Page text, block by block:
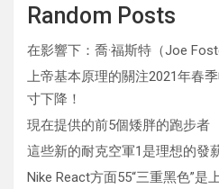
Random Posts
在影響下：喬·福斯特（Joe
上帝基本原理的關注2021年春
寸下降！
現在提供的前5個矮胖的跑步者
這些新的耐克空軍1是理想的發
Nike React方面55“三重黑色”是